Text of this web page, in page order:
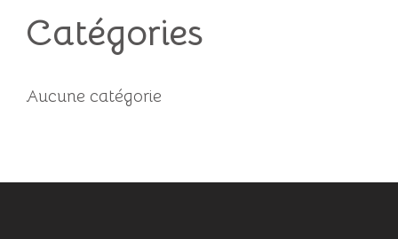
Catégories
Aucune catégorie